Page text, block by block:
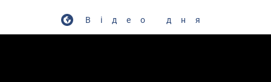
Відео дня